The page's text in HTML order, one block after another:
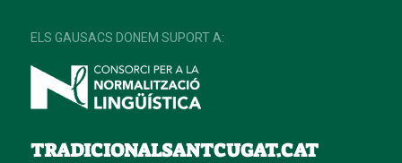
ELS GAUSACS DONEM SUPORT A:
TRADICIONALSANTCUGAT.CAT